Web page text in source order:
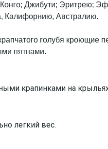
Джибути; Эритрею;
Калифорнию, Австралию.
крапинками на
легкий вес.